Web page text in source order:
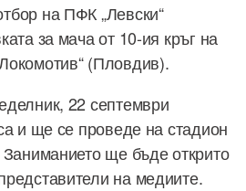
на ПФК „Левски“
за мача от 10-ия кръг на
(Пловдив).
22 септември
и ще се проведе на стадион
Заниманието ще бъде открито
на медиите.